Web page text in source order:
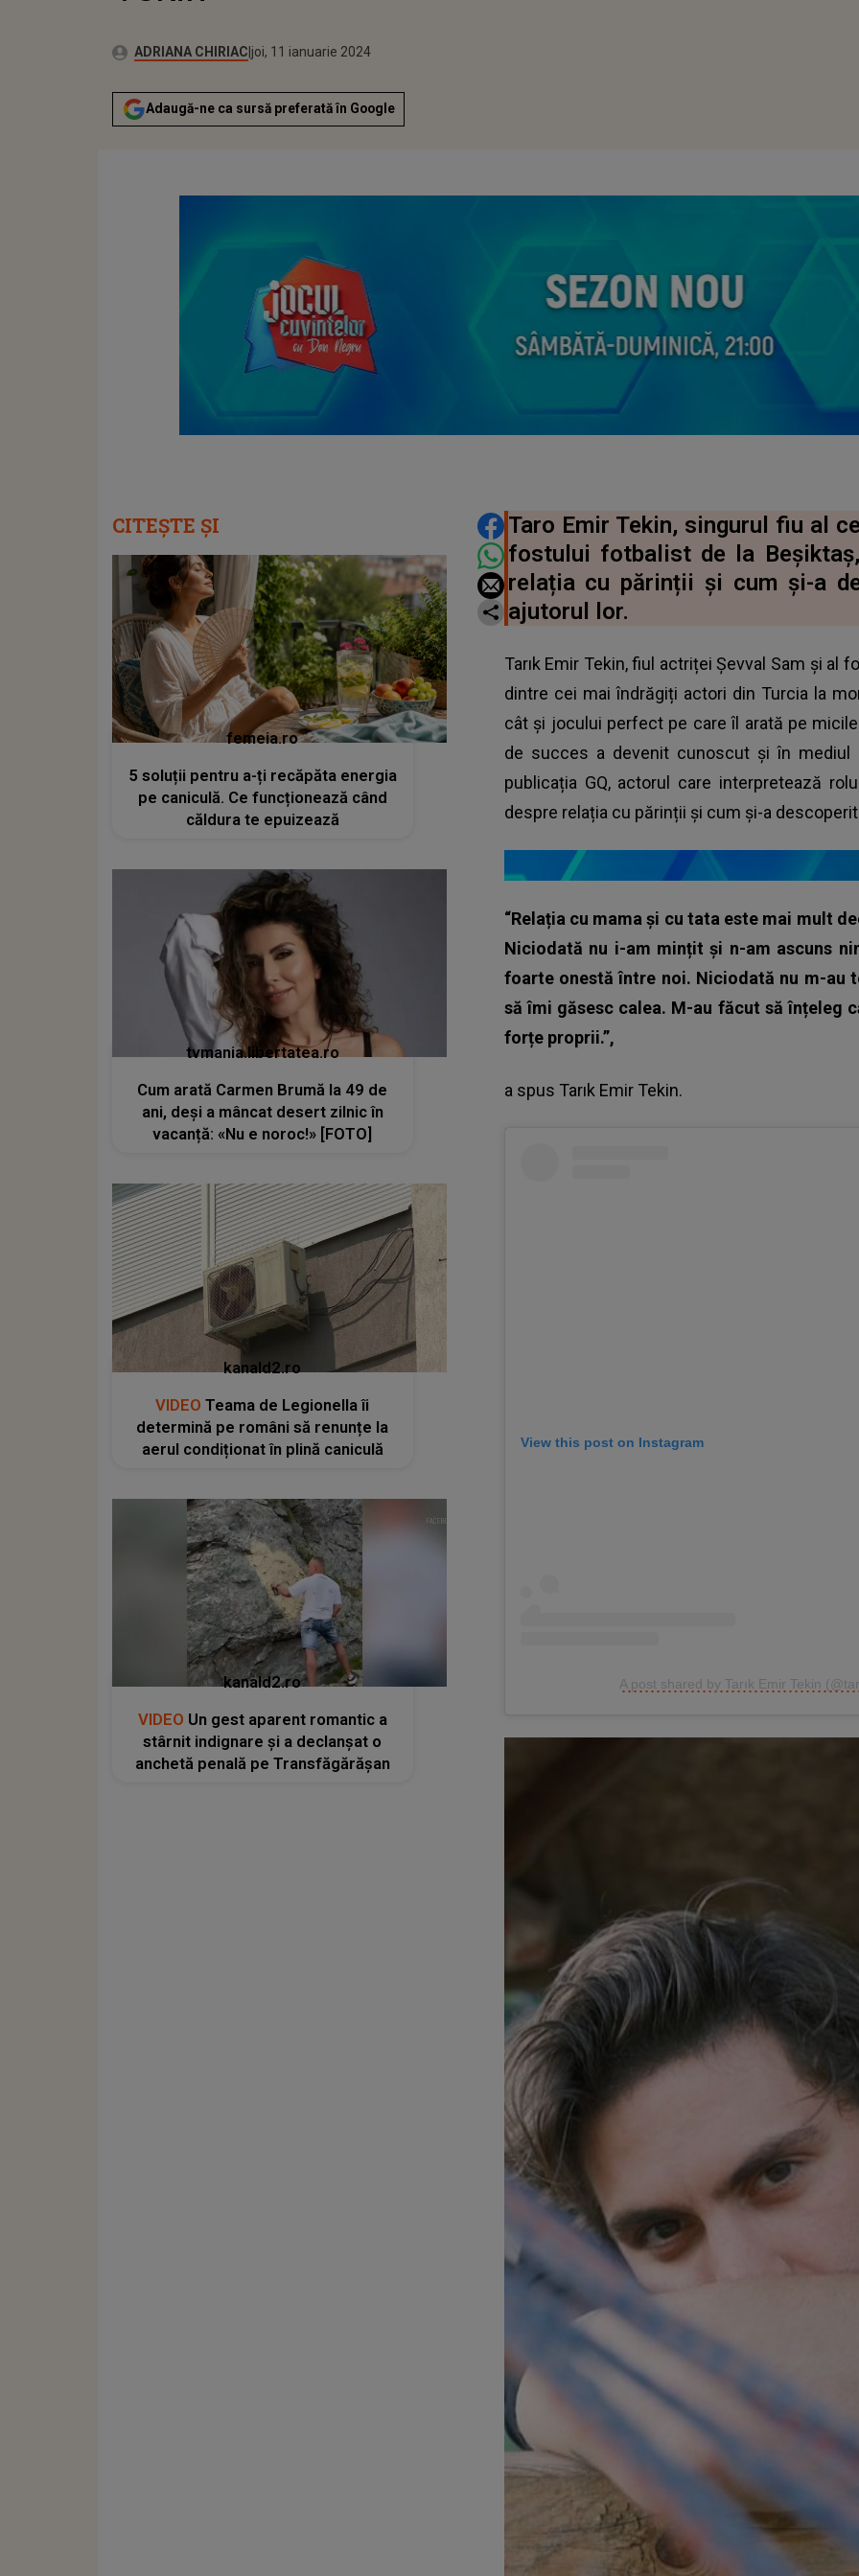
Autor:ADRIANA CHIRIACPublicat:
joi, 11 ianuarie 2024
Actualizat:
joi, 11 ianuarie 2024
Adaugă-ne ca sursă preferată în Google
DISTRIBUIE ARTICOLUL
Taro Emir Tekin, singurul fiu al
fostului fotbalist de la
relația cu părinții și cum și-a
ajutorul lor.
Tarık Emir Tekin, fiul actriței Șevval Sam și
dintre cei mai îndrăgiți actori din Turcia la
cât și jocului perfect pe care îl arată pe
de succes a devenit cunoscut și în
publicația GQ, actorul care interpretează
despre relația cu părinții și cum și-a
“Relația cu mama și cu tata este mai mult
Niciodată nu i-am mințit și n-am ascuns
foarte onestă între noi. Niciodată nu m-au
să îmi găsesc calea. M-au făcut să înțeleg
forțe proprii.”,
a spus Tarık Emir Tekin.
View this post on Instagram
A post shared by Tarık Emir Tekin
CITEȘTE ȘI
femeia.ro
5 soluții pentru a-ți recăpăta energia
pe caniculă. Ce funcționează când
căldura te epuizează
tvmania.libertatea.ro
Cum arată Carmen Brumă la 49 de
ani, deși a mâncat desert zilnic în
vacanță: «Nu e noroc!» [FOTO]
kanald2.ro
VIDEO Teama de Legionella îi
determină pe români să renunțe la
aerul condiționat în plină caniculă
kanald2.ro
VIDEO Un gest aparent romantic a
stârnit indignare și a declanșat o
anchetă penală pe Transfăgărășan